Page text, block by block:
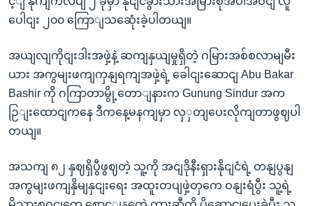
ပေါငျး ၂၀၀ ကြောျသဆေုံးခဲ့ပါတယျ။
အယျလျကိုငျးဒါးအဖှဲ့နဲ့ ဆကျနှယျမှုရှိတဲ့ ဂမြားအစ်စလာမျမီး
ယား အကွမျးဖကျကှနျရကျအဖှဲ့ရဲ့ ခေါငျးဆောငျ Abu Bakar
Bashir ကို ဂကြာတာမွို့တောျနားက Gunung Sindur အက
ဉြျးထောငျကနေ ဒီကနေ့မနကျမှာ လှှတျပေးလိုကျတာဖွဈပါ
တယျ။
အသကျ ၈၂ နှဈရှိပွီဖွဈတဲ့ သူ့ကို အငျဒိုနီးရှားနိုငျငံရဲ့ တနျပွနျ
အကွမျးဖကျနှိမျနှငျးရေး အထူးတပျဖှဲ့တှကေ ဝနျးရံပွီး သူ့ရဲ့